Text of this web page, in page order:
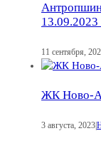
11 сентября,
ЖК Ново-
3 августа, 2023|